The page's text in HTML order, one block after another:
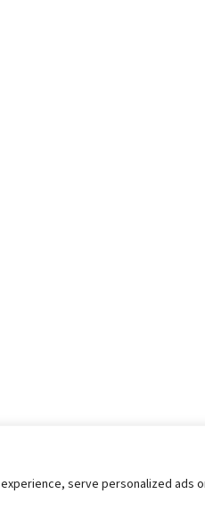
serve personalized ads